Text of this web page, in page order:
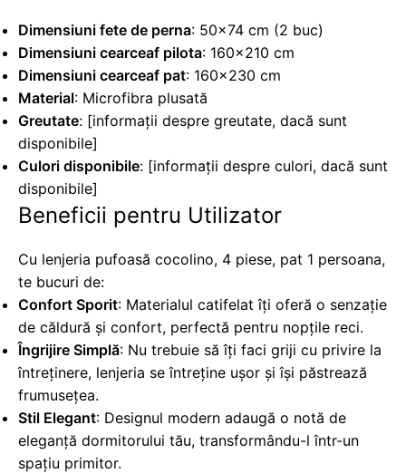
Dimensiuni fete de perna: 50x74 cm (2 buc)
Dimensiuni cearceaf pilota: 160x210 cm
Dimensiuni cearceaf pat: 160x230 cm
Material: Microfibra plusată
Greutate: [informații despre greutate, dacă sunt
disponibile]
Culori disponibile: [informații despre culori, dacă sunt
disponibile]
Beneficii pentru Utilizator
Cu lenjeria pufoasă cocolino, 4 piese, pat 1 persoana,
te bucuri de:
Confort Sporit: Materialul catifelat îți oferă o senzație
de căldură și confort, perfectă pentru nopțile reci.
Îngrijire Simplă: Nu trebuie să îți faci griji cu privire la
întreținere, lenjeria se întreține ușor și își păstrează
frumusețea.
Stil Elegant: Designul modern adaugă o notă de
eleganță dormitorului tău, transformându-l într-un
spațiu primitor.